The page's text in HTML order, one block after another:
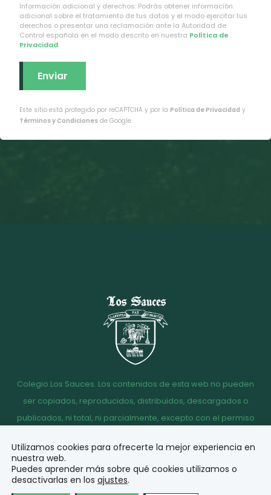
Información adicional y derechos: Podrás obtener información
adicional sobre el tratamiento de tus datos y el modo ejercitar tus
derechos o presentar una reclamación ante la Autoridad de
Control española en el modo descrito en nuestra Política de
Privacidad.
Este sitio está protegido por reCAPTCHA y por la Política de Privacidad y
Términos y Condiciones de Google.
Colegio Los Sauces. Los contenidos de esta web no pueden
ser copiados, reproducidos, distribuidos, descargados o
publicados, ni total, ni parcialmente, excepto con el permiso
Aviso
legal
Política de
Privacidad
Política de
Cookies
Acceso
© Diseño y desarrollo
Utilizamos cookies para ofrecerte la mejor experiencia en
nuestra web.
Puedes aprender más sobre qué cookies utilizamos o
desactivarlas en los ajustes.